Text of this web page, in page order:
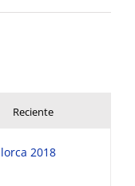
Reciente
2018